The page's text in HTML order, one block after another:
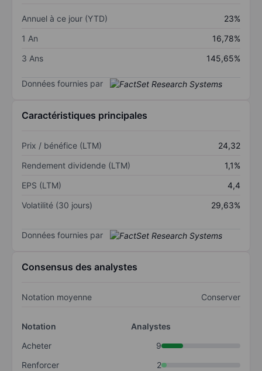
Annuel à ce jour (YTD)
23%
1 An
16,78%
3 Ans
145,65%
Données fournies par
Caractéristiques principales
Prix / bénéfice (LTM)
24,32
Rendement dividende (LTM)
1,1%
EPS (LTM)
4,4
Volatilité (30 jours)
29,63%
Données fournies par
Consensus des analystes
Notation moyenne Conserver
Notation
Analystes
Acheter
9
Renforcer
2